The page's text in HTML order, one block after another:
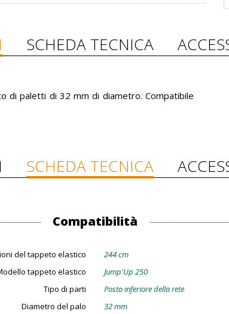
SCHEDA TECNICA
di paletti di 32 mm di diametro. Compatibile
SCHEDA TECNICA
Compatibilità
del tappeto elastico
244 cm
tappeto elastico
Jump'Up 250
Tipo di parti
Posto inferiore della rete
Diametro del palo
32 mm